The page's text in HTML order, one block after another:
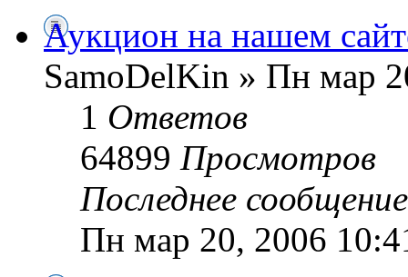
Аукцион на нашем
SamoDelKin » Пн мар
1 Ответов
64899 Просмотров
Последнее
Пн мар 20, 2006